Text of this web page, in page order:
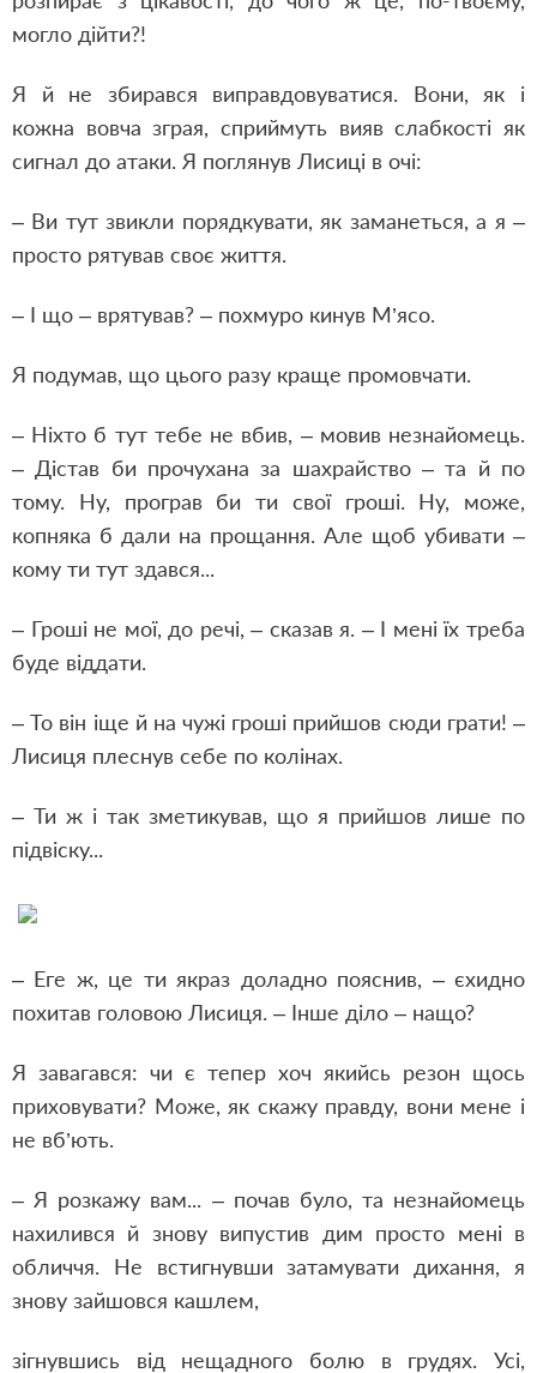
могло дійти?!
Я й не збирався виправдовуватися. Вони, як і
кожна вовча зграя, сприймуть вияв слабкості як
сигнал до атаки. Я поглянув Лисиці в очі:
– Ви тут звикли порядкувати, як заманеться, а я –
просто рятував своє життя.
– І що – врятував? – похмуро кинув М’ясо.
Я подумав, що цього разу краще промовчати.
– Ніхто б тут тебе не вбив, – мовив незнайомець.
– Дістав би прочухана за шахрайство – та й по
тому. Ну, програв би ти свої гроші. Ну, може,
копняка б дали на прощання. Але щоб убивати –
кому ти тут здався...
– Гроші не мої, до речі, – сказав я. – І мені їх треба
буде віддати.
– То він іще й на чужі гроші прийшов сюди грати! –
Лисиця плеснув себе по колінах.
– Ти ж і так зметикував, що я прийшов лише по
підвіску...
– Еге ж, це ти якраз доладно пояснив, – єхидно
похитав головою Лисиця. – Інше діло – нащо?
Я завагався: чи є тепер хоч якийсь резон щось
приховувати? Може, як скажу правду, вони мене і
не вб’ють.
– Я розкажу вам... – почав було, та незнайомець
нахилився й знову випустив дим просто мені в
обличчя. Не встигнувши затамувати дихання, я
знову зайшовся кашлем,
зігнувшись від нещадного болю в грудях. Усі,